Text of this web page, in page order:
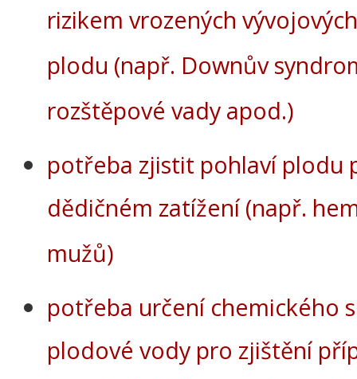
rizikem vrozených
plodu (např. Downův
rozštěpové vady apod.)
potřeba zjistit pohlaví plodu
dědičném zatížení (např.
mužů)
potřeba určení chemického
plodové vody pro zjištění